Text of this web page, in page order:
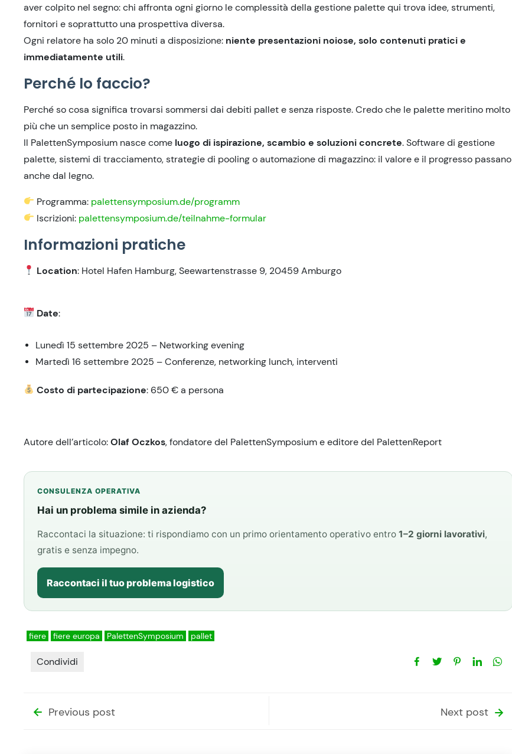
aver colpito nel segno: chi affronta ogni giorno le complessità della gestione palette qui trova idee, strumenti,
fornitori e soprattutto una prospettiva diversa.
Ogni relatore ha solo 20 minuti a disposizione: niente presentazioni noiose, solo contenuti pratici e
immediatamente utili.
Perché lo faccio?
Perché so cosa significa trovarsi sommersi dai debiti pallet e senza risposte. Credo che le palette meritino molto
più che un semplice posto in magazzino.
Il PalettenSymposium nasce come luogo di ispirazione, scambio e soluzioni concrete. Software di gestione
palette, sistemi di tracciamento, strategie di pooling o automazione di magazzino: il valore e il progresso passano
anche dal legno.
Programma: palettensymposium.de/programm
Iscrizioni: palettensymposium.de/teilnahme-formular
Informazioni pratiche
Location: Hotel Hafen Hamburg, Seewartenstrasse 9, 20459 Amburgo
Date:
Lunedì 15 settembre 2025 – Networking evening
Martedì 16 settembre 2025 – Conferenze, networking lunch, interventi
Costo di partecipazione: 650 € a persona
Autore dell’articolo:Olaf Oczkos, fondatore del PalettenSymposium e editore del PalettenReport
CONSULENZA OPERATIVA
Hai un problema simile in azienda?
Raccontaci la situazione: ti rispondiamo con un primo orientamento operativo entro1–2 giorni lavorativi,
gratis e senza impegno.
Raccontaci il tuo problema logistico
fiere fiere europa PalettenSymposium pallet
Condividi
Previous post Next post